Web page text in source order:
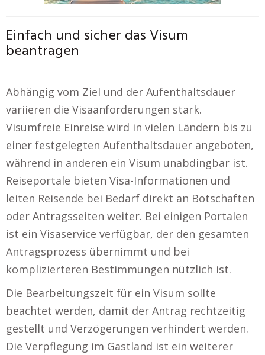
Einfach und sicher das Visum
beantragen
Abhängig vom Ziel und der Aufenthaltsdauer
variieren die Visaanforderungen stark.
Visumfreie Einreise wird in vielen Ländern bis zu
einer festgelegten Aufenthaltsdauer angeboten,
während in anderen ein Visum unabdingbar ist.
Reiseportale bieten Visa-Informationen und
leiten Reisende bei Bedarf direkt an Botschaften
oder Antragsseiten weiter. Bei einigen Portalen
ist ein Visaservice verfügbar, der den gesamten
Antragsprozess übernimmt und bei
komplizierteren Bestimmungen nützlich ist.
Die Bearbeitungszeit für ein Visum sollte
beachtet werden, damit der Antrag rechtzeitig
gestellt und Verzögerungen verhindert werden.
Die Verpflegung im Gastland ist ein weiterer